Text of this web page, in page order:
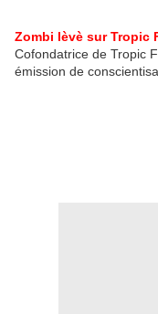
Zombi lèvè sur Tropic
Cofondatrice de Tropic
émission de